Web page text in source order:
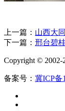
上一篇： 山西大
下一篇： 邢台碧
Copyright ©
备案号： 冀ICP备